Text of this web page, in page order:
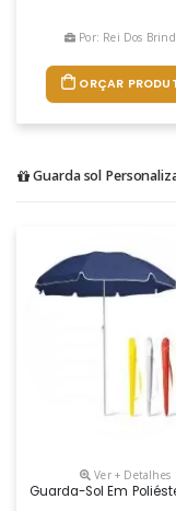
Por: Rei Dos
ORÇAR
Guarda sol
Ver + Detalhes
Guarda-Sol Em